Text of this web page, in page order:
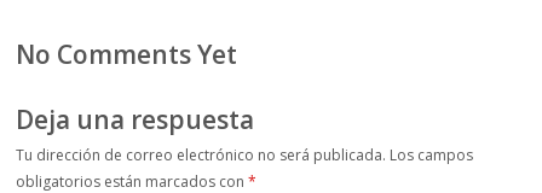
No Comments Yet
Deja una respuesta
Tu dirección de correo electrónico no será publicada. Los campos
obligatorios están marcados con*